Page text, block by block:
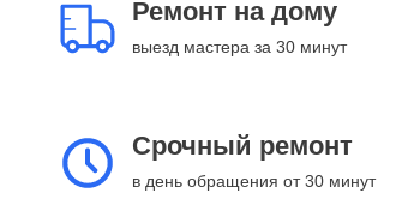
Ремонт на дому
выезд мастера за 30 минут
Срочный ремонт
в день обращения от 30 минут